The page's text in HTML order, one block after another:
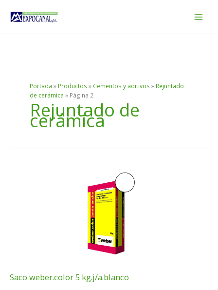
Portada » Productos » Cementos y aditivos » Rejuntado
de cerámica » Página 2
Rejuntado de
cerámica
Saco weber.color 5 kg.j/a.blanco